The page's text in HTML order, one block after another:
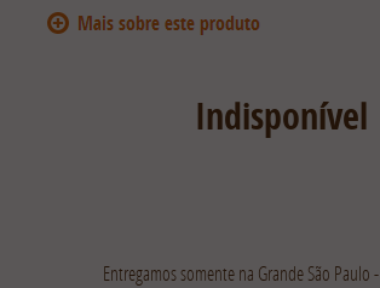
Indisponível
Entregamos somente na Grande São Paulo -